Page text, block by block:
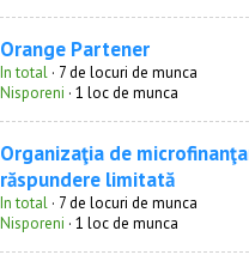
Orange Partener
In total · 7 de locuri de munca
Nisporeni · 1 loc de munca
Organizaţia de
răspundere limitată
In total · 7 de locuri de munca
Nisporeni · 1 loc de munca